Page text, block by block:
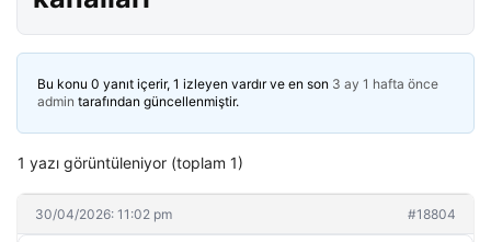
Bu konu 0 yanıt içerir, 1 izleyen vardır ve en son 3 ay 1 hafta önce
admin tarafından güncellenmiştir.
1 yazı görüntüleniyor (toplam 1)
30/04/2026: 11:02 pm #18804